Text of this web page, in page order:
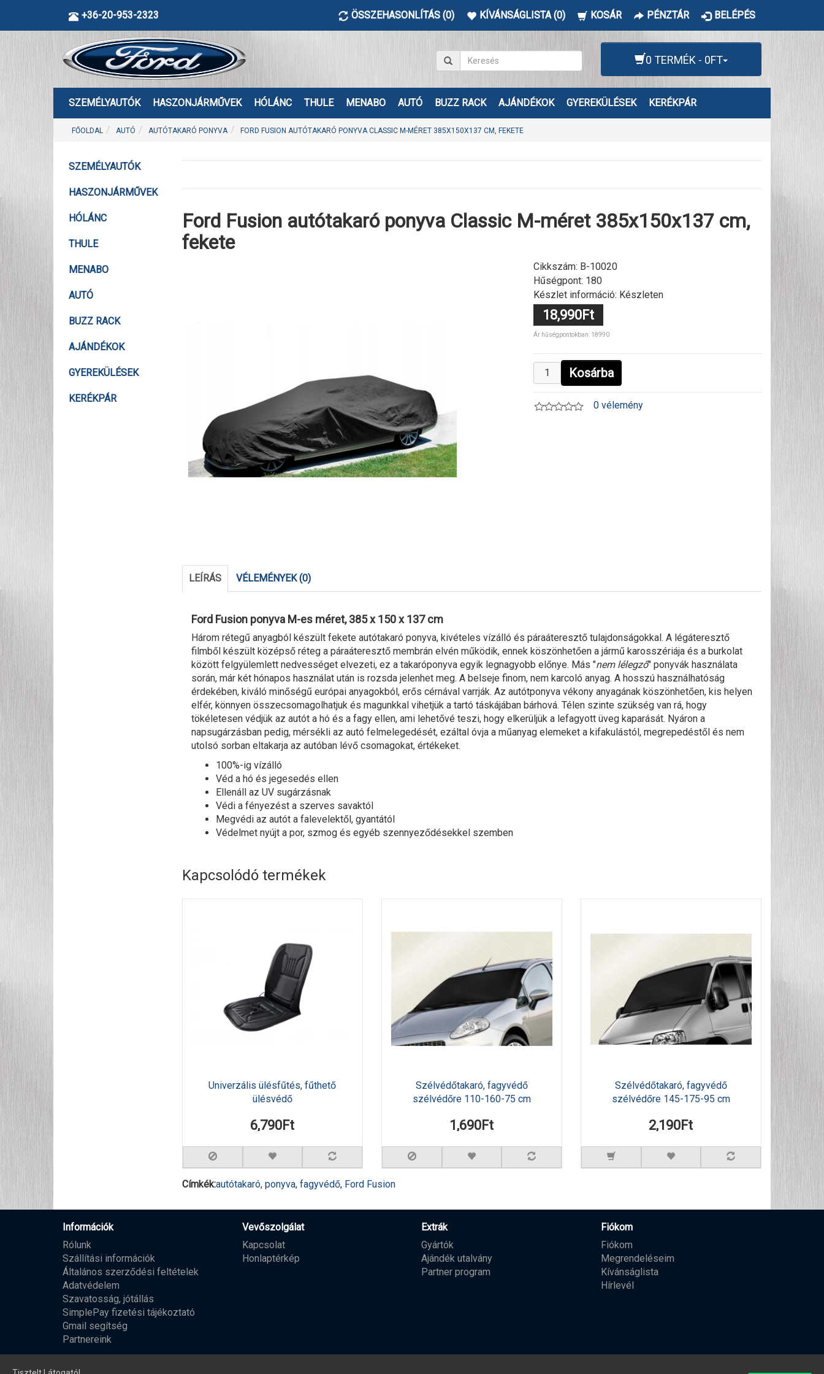
+36-20-953-2323 ÖSSZEHASONLÍTÁS (0) KÍVÁNSÁGLISTA (0) KOSÁR PÉNZTÁR BELÉPÉS
0 TERMÉK - 0FT
SZEMÉLYAUTÓK HASZONJÁRMŰVEK HÓLÁNC THULE MENABO AUTÓ BUZZ RACK AJÁNDÉKOK GYEREKÜLÉSEK KERÉKPÁR
FŐOLDAL AUTÓ AUTÓTAKARÓ PONYVA FORD FUSION AUTÓTAKARÓ PONYVA CLASSIC M-MÉRET 385X150X137 CM, FEKETE
SZEMÉLYAUTÓK
HASZONJÁRMŰVEK
HÓLÁNC
THULE
MENABO
AUTÓ
BUZZ RACK
AJÁNDÉKOK
GYEREKÜLÉSEK
KERÉKPÁR
Ford Fusion autótakaró ponyva Classic M-méret 385x150x137 cm,
fekete
Cikkszám: B-10020
Hűségpont: 180
Készlet információ: Készleten
18,990Ft
Ár hűségpontokban: 18990
Kosárba
0 vélemény
LEÍRÁS VÉLEMÉNYEK (0)
Ford Fusion ponyva M-es méret, 385 x 150 x 137 cm
Három rétegű anyagból készült fekete autótakaró ponyva, kivételes vízálló és páraáteresztő tulajdonságokkal. A légáteresztő
filmből készült középső réteg a páraáteresztő membrán elvén működik, ennek köszönhetően a jármű karosszériája és a burkolat
között felgyülemlett nedvességet elvezeti, ez a takaróponyva egyik legnagyobb előnye. Más "nem lélegző" ponyvák használata
során, már két hónapos használat után is rozsda jelenhet meg. A belseje finom, nem karcoló anyag. A hosszú használhatóság
érdekében, kiváló minőségű európai anyagokból, erős cérnával varrják. Az autótponyva vékony anyagának köszönhetően, kis helyen
elfér, könnyen összecsomagolhatjuk és magunkkal vihetjük a tartó táskájában bárhová. Télen szinte szükség van rá, hogy
tökéletesen védjük az autót a hó és a fagy ellen, ami lehetővé teszi, hogy elkerüljük a lefagyott üveg kaparását. Nyáron a
napsugárzásban pedig, mérsékli az autó felmelegedését, ezáltal óvja a műanyag elemeket a kifakulástól, megrepedéstől és nem
utolsó sorban eltakarja az autóban lévő csomagokat, értékeket.
100%-ig vízálló
Véd a hó és jegesedés ellen
Ellenáll az UV sugárzásnak
Védi a fényezést a szerves savaktól
Megvédi az autót a falevelektől, gyantától
Védelmet nyújt a por, szmog és egyéb szennyeződésekkel szemben
Kapcsolódó termékek
Univerzális ülésfűtés, fűthető
ülésvédő
6,790Ft
Szélvédőtakaró, fagyvédő
szélvédőre 110-160-75 cm
1,690Ft
Szélvédőtakaró, fagyvédő
szélvédőre 145-175-95 cm
2,190Ft
Címkék:autótakaró, ponyva, fagyvédő, Ford Fusion
Információk
Rólunk
Szállítási információk
Általános szerződési feltételek
Adatvédelem
Szavatosság, jótállás
SimplePay fizetési tájékoztató
Gmail segítség
Partnereink
Vevőszolgálat
Kapcsolat
Honlaptérkép
Extrák
Gyártók
Ajándék utalvány
Partner program
Fiókom
Fiókom
Megrendeléseim
Kívánságlista
Hírlevél